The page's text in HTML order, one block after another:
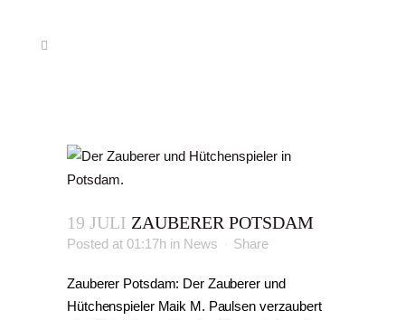
19 JULI ZAUBERER POTSDAM
Posted at 01:17h in News Share
Zauberer Potsdam: Der Zauberer und
Hütchenspieler Maik M. Paulsen verzaubert